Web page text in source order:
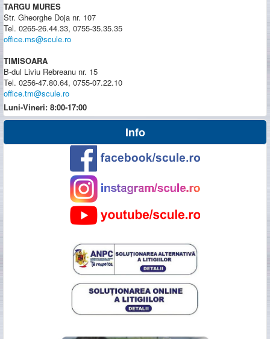
TARGU MURES
Str. Gheorghe Doja nr. 107
Tel. 0265-26.44.33, 0755-35.35.35
office.ms@scule.ro
TIMISOARA
B-dul Liviu Rebreanu nr. 15
Tel. 0256-47.80.64, 0755-07.22.10
office.tm@scule.ro
Luni-Vineri: 8:00-17:00
Info